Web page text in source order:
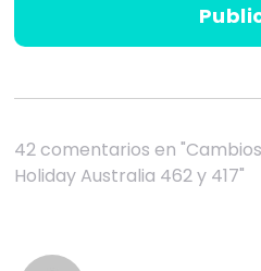
42 comentarios en
Holiday Australia 462 y 417"